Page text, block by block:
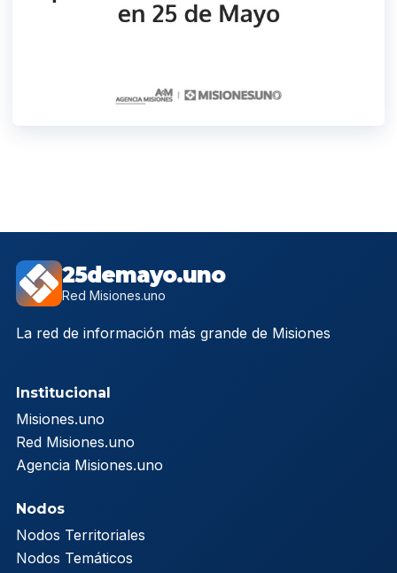
25demayo.uno
Red Misiones.uno
La red de información más grande de Misiones
Institucional
Misiones.uno
Red Misiones.uno
Agencia Misiones.uno
Nodos
Nodos Territoriales
Nodos Temáticos